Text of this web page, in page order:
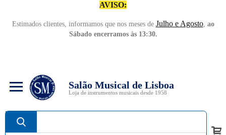
AVISO:
Estimados clientes, informamos que nos meses de Julho e Agosto, ao
Sábado encerramos às 13:30.
Salão Musical de Lisboa
Loja de instrumentos musicais desde 1958